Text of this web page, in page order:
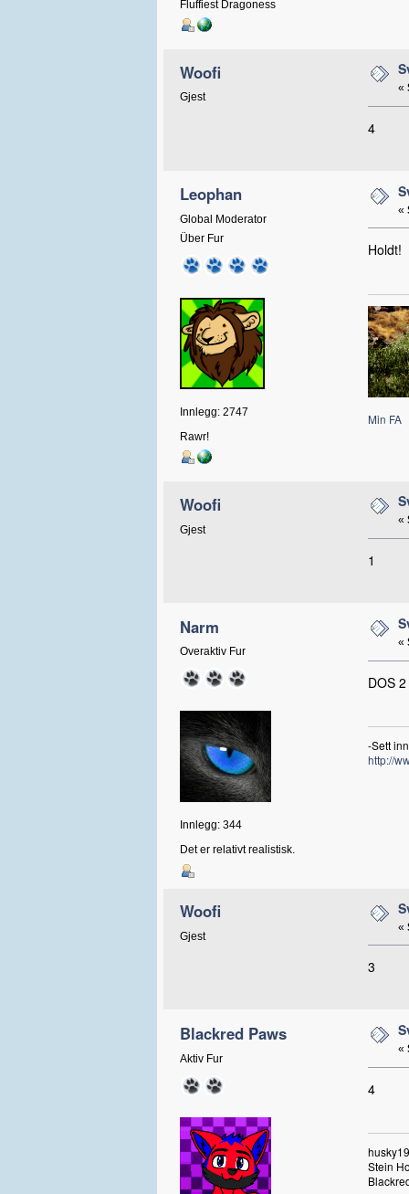
Fluffiest Dragoness
Woofi
Gjest
«
4
Leophan
Global Moderator
Über Fur
Innlegg: 2747
Rawr!
«
Holdt!
Min FA
Woofi
Gjest
«
1
Narm
Overaktiv Fur
Innlegg: 344
Det er relativt realistisk.
«
DOS 2
-Sett
http://
Woofi
Gjest
«
3
Blackred Paws
Aktiv Fur
«
4
Stein